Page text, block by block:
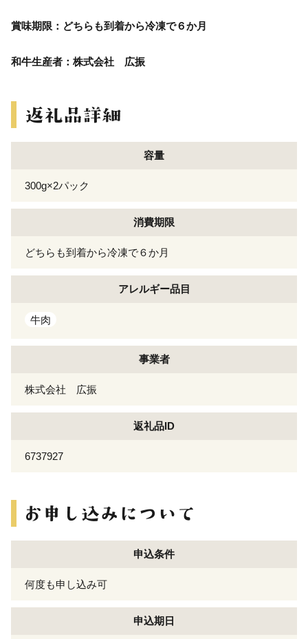
賞味期限：どちらも到着から冷凍で６か月
和牛生産者：株式会社 広振
容量
300g×2パック
消費期限
どちらも到着から冷凍で６か月
アレルギー品目
牛肉
事業者
株式会社 広振
返礼品ID
6737927
申込条件
何度も申し込み可
申込期日